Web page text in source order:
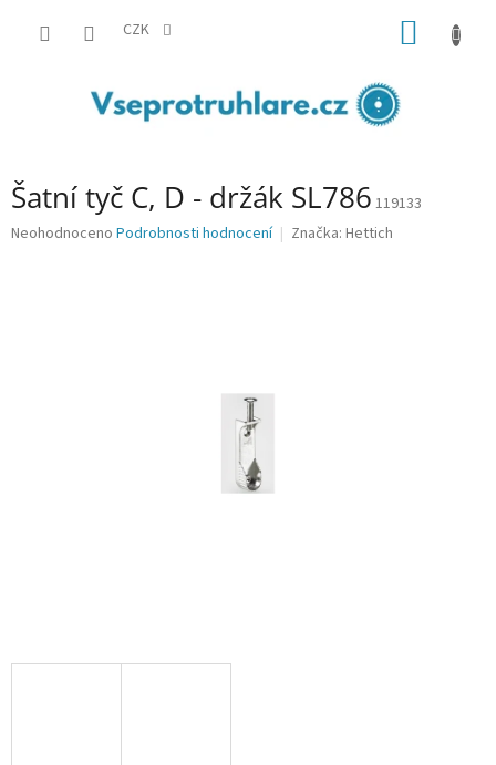
CZK
Šatní tyč C, D - držák SL786 119133
Průměrné
Neohodnoceno Podrobnosti hodnocení Značka: Hettich